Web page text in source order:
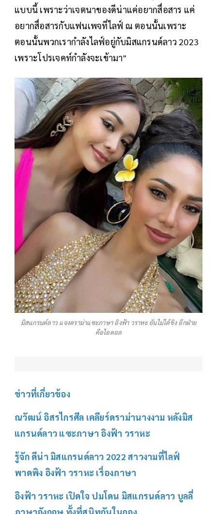
แบบนี้ เพราะว่าเจตนาของดีน่าแค่อยากสื่อสาร แค่
อยากสื่อสารกับแฟนเพจที่ไลฟ์ ณ ตอนนั้นเพราะ
ตอนนั้นพวกเรากำลังไลฟ์อยู่กับมิสแกรนด์ลาว 2023
เพราะโปรเจคท์กำลังจะเข้ามา"
มิสแกรนด์ลาว แจงดราม่าแซะภาษา อิงฟ้า วราหะ ยันไม่ได้ขิง อีกฝ่าย
คือไอดอล
ข่าวที่เกี่ยวข้อง
ณวัฒน์ อิสรไกรศีล เคลียร์ดราม่านางงาม หลังมิส
แกรนด์ลาว แซะภาษา อิงฟ้า วราหะ
รู้จัก ดีน่า มิสแกรนด์ลาว 2022 สาวงามที่ไลฟ์
พาดพิง อิงฟ้า วราหะ เรื่องภาษา
อิงฟ้า วราหะ เปิดใจ ปมโดน มิสแกรนด์ลาว บูลลี่